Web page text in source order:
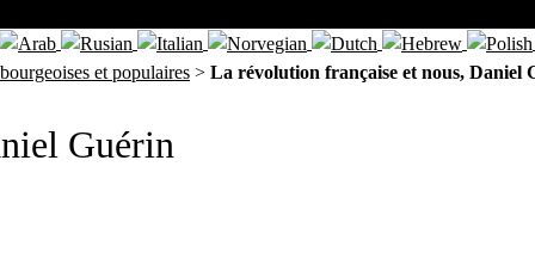
et populaires > La révolution française et nous, Daniel
Guérin